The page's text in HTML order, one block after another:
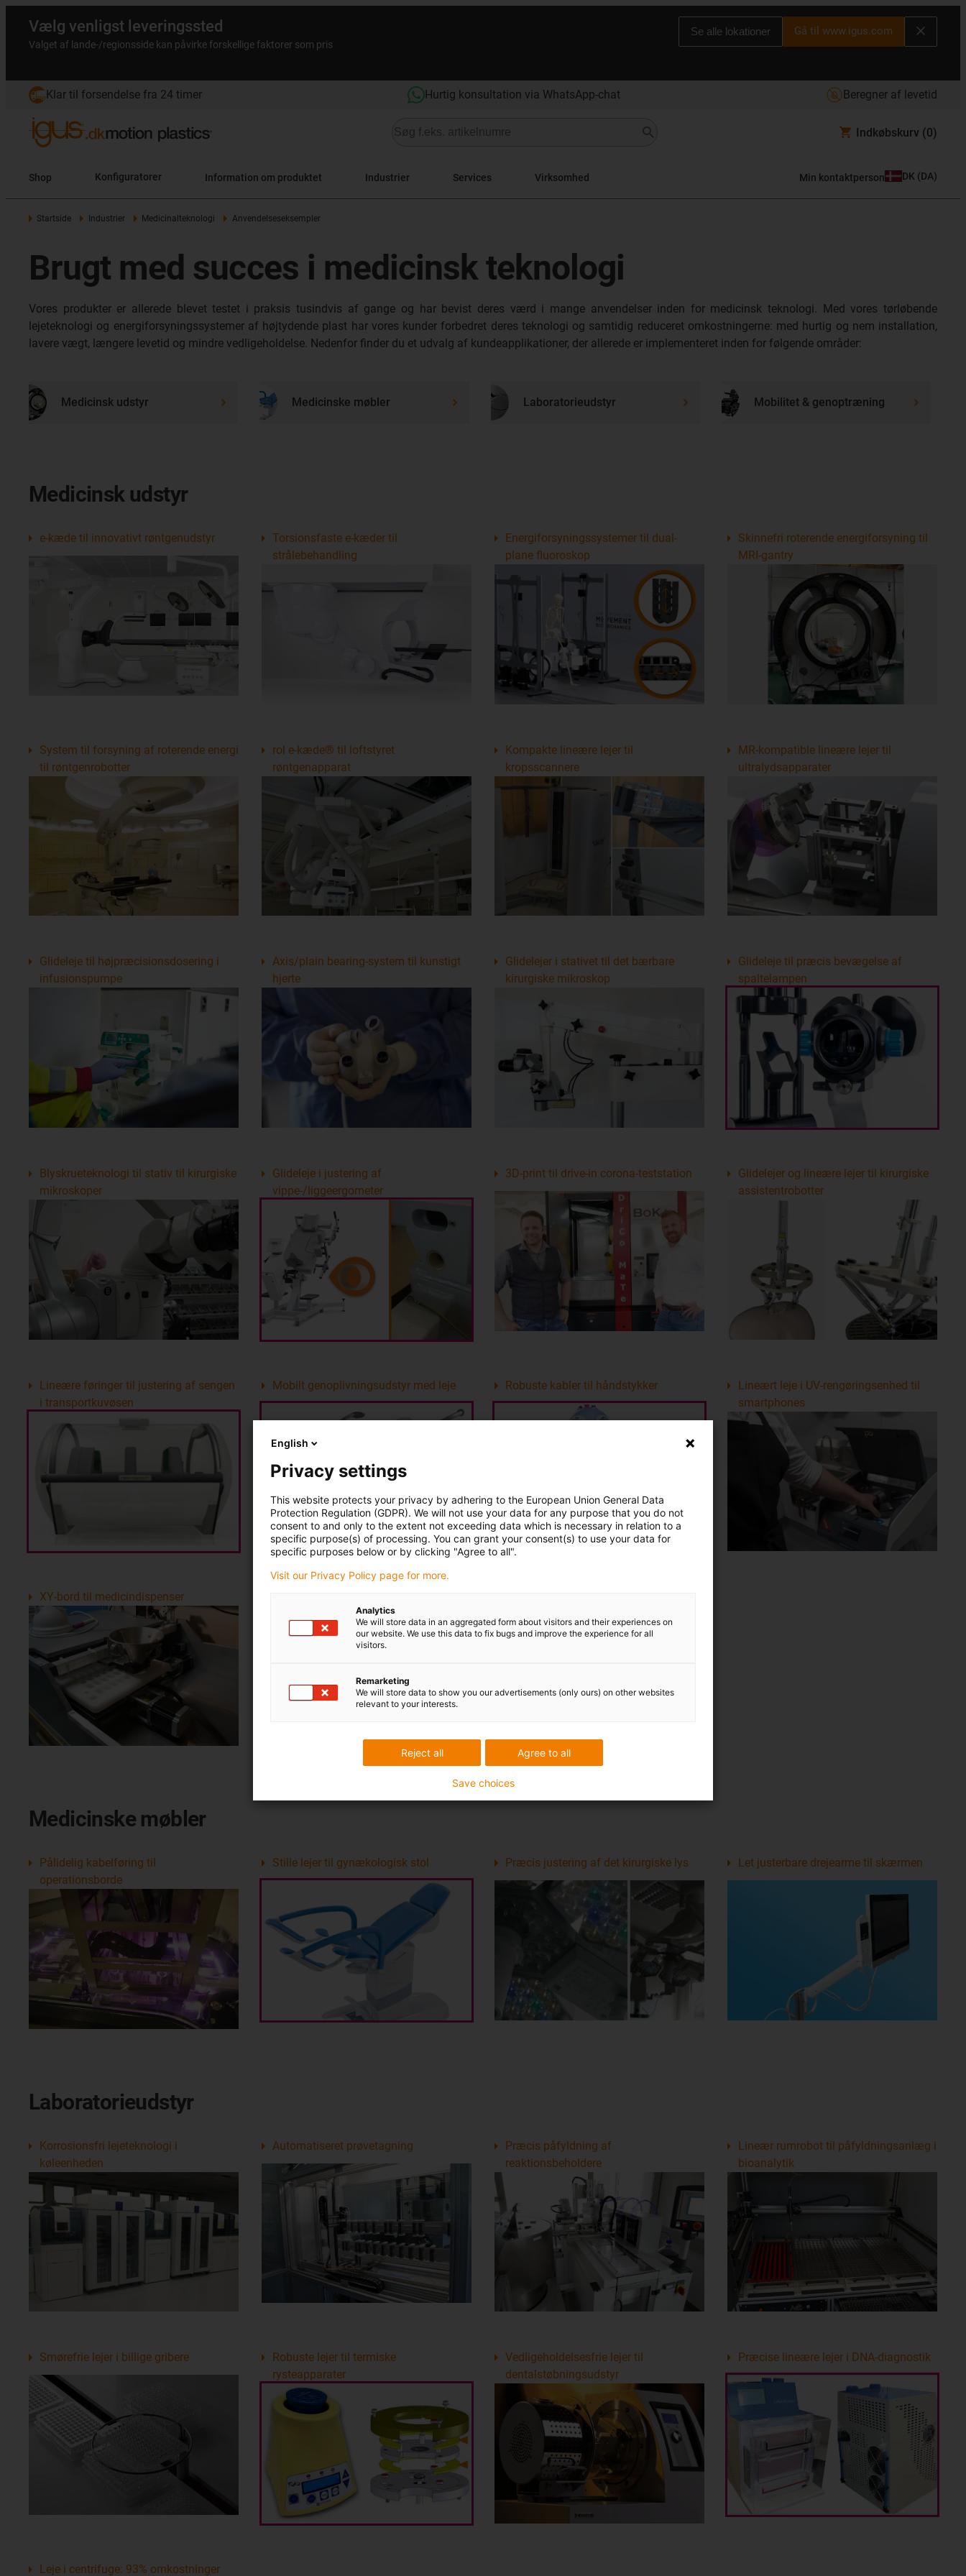
Vælg venligst leveringssted
Valget af lande-/regionsside kan påvirke forskellige faktorer som pris
Se alle lokationer Gå til www.igus.com
Klar til forsendelse fra 24 timer Hurtig konsultation via WhatsApp-chat Beregner af levetid
Indkøbskurv (0)
Shop Konfiguratorer Information om produktet Industrier Services Virksomhed Min kontaktperson DK (DA)
Startside Industrier Medicinalteknologi Anvendelseseksempler
Brugt med succes i medicinsk teknologi
Vores produkter er allerede blevet testet i praksis tusindvis af gange og har bevist deres værd i mange anvendelser inden for medicinsk teknologi. Med vores tørløbende
lejeteknologi og energiforsyningssystemer af højtydende plast har vores kunder forbedret deres teknologi og samtidig reduceret omkostningerne: med hurtig og nem installation,
lavere vægt, længere levetid og mindre vedligeholdelse. Nedenfor finder du et udvalg af kundeapplikationer, der allerede er implementeret inden for følgende områder:
Medicinsk udstyr Medicinske møbler Laboratorieudstyr Mobilitet & genoptræning
Medicinsk udstyr
e-kæde til innovativt røntgenudstyr
Torsionsfaste e-kæder til
strålebehandling
Energiforsyningssystemer til dual-
plane fluoroskop
Skinnefri roterende energiforsyning til
MRI-gantry
System til forsyning af roterende energi
til røntgenrobotter
rol e-kæde® til loftstyret
røntgenapparat
Kompakte lineære lejer til
kropsscannere
MR-kompatible lineære lejer til
ultralydsapparater
Glideleje til højpræcisionsdosering i
infusionspumpe
Axis/plain bearing-system til kunstigt
hjerte
Glidelejer i stativet til det bærbare
kirurgiske mikroskop
Glideleje til præcis bevægelse af
spaltelampen
Blyskrueteknologi til stativ til kirurgiske
mikroskoper
Glideleje i justering af
vippe-/liggeergometer
3D-print til drive-in corona-teststation
Glidelejer og lineære lejer til kirurgiske
assistentrobotter
Lineære føringer til justering af sengen
i transportkuvøsen
Mobilt genoplivningsudstyr med leje Robuste kabler til håndstykker
Lineært leje i UV-rengøringsenhed til
smartphones
XY-bord til medicindispenser
Medicinske møbler
Pålidelig kabelføring til
operationsborde
Stille lejer til gynækologisk stol Præcis justering af det kirurgiske lys Let justerbare drejearme til skærmen
Laboratorieudstyr
Korrosionsfri lejeteknologi i
køleenheden
Automatiseret prøvetagning
Præcis påfyldning af
reaktionsbeholdere
Lineær rumrobot til påfyldningsanlæg i
bioanalytik
Smørefrie lejer i billige gribere
Robuste lejer til termiske
rysteapparater
Vedligeholdelsesfrie lejer til
dentalstøbningsudstyr
Præcise lineære lejer i DNA-diagnostik
Leje i centrifuge: 93% omkostninger
English
Privacy settings
This website protects your privacy by adhering to the European Union General Data
Protection Regulation (GDPR). We will not use your data for any purpose that you do not
consent to and only to the extent not exceeding data which is necessary in relation to a
specific purpose(s) of processing. You can grant your consent(s) to use your data for
specific purposes below or by clicking "Agree to all".
Visit our Privacy Policy page for more.
Analytics
We will store data in an aggregated form about visitors and their experiences on
our website. We use this data to fix bugs and improve the experience for all
visitors.
Remarketing
We will store data to show you our advertisements (only ours) on other websites
relevant to your interests.
Agree to all
Reject all
Save choices